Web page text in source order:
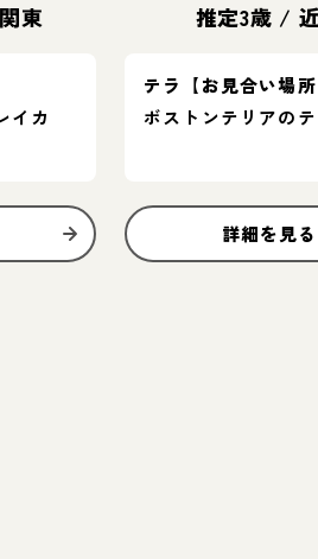
関東
イカ
推定3歳 /
ボストンテリアの
詳細を見る